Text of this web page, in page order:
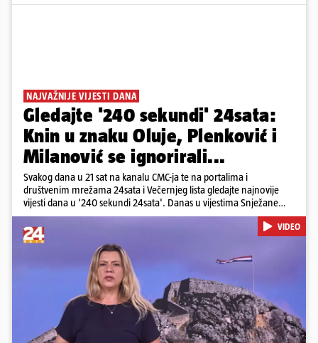
NAJVAŽNIJE VIJESTI DANA
Gledajte '240 sekundi' 24sata:
Knin u znaku Oluje, Plenković i
Milanović se ignorirali...
Svakog dana u 21 sat na kanalu CMC-ja te na portalima i
društvenim mrežama 24sata i Večernjeg lista gledajte najnovije
vijesti dana u '240 sekundi 24sata'. Danas u vijestima Snježane
Krnetić: Hrvatska je obilježila 31. obljetnicu Oluje, a pažnju je
privuklo ignoriranje predsjednika Zorana Milanovića i premijera
Andreja Plenkovića u Kninu. Donosimo i detalje o većim
braniteljskim mirovinama, apelu obitelji Hrvata u komi u Irskoj,
upozorenjima nakon nove tragedije na električnom romobilu te
smanjenju proizvodnje u nuklearnoj elektrani Krško.
Pokretanje videa...
VIDEO